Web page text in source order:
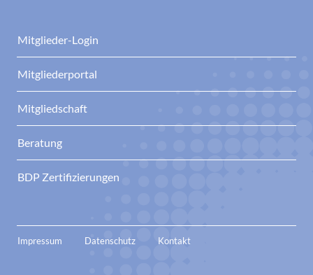
Mitglieder-Login
Mitgliederportal
Mitgliedschaft
Beratung
BDP Zertifizierungen
Impressum Datenschutz Kontakt